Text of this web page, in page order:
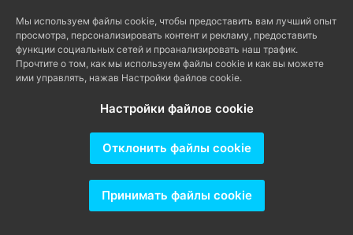
(+34) 638 983 816
info@agenciaavi.cat
Мы используем файлы cookie, чтобы предоставить вам лучший опыт
просмотра, персонализировать контент и рекламу, предоставить
функции социальных сетей и проанализировать наш трафик.
Прочтите о том, как мы используем файлы cookie и как вы можете
ими управлять, нажав Настройки файлов cookie.
Настройки файлов cookie
Отклонить файлы cookie
Принимать файлы cookie